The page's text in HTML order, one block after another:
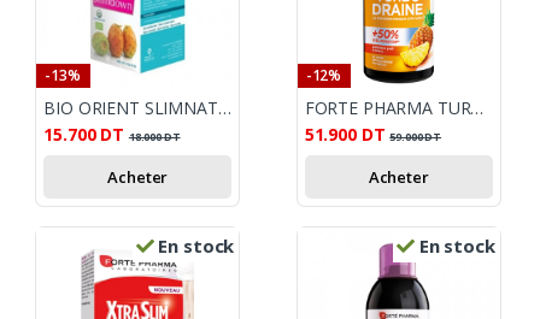
-13%
BIO ORIENT SLIMNAT VINAIGRE DE FIGUE DE BARBARIE BIO 250ML
15.700 DT 18.000DT
Acheter
-12%
FORTE PHARMA TURBO DRAINE ANANAS
51.900 DT 59.000DT
Acheter
En stock En stock